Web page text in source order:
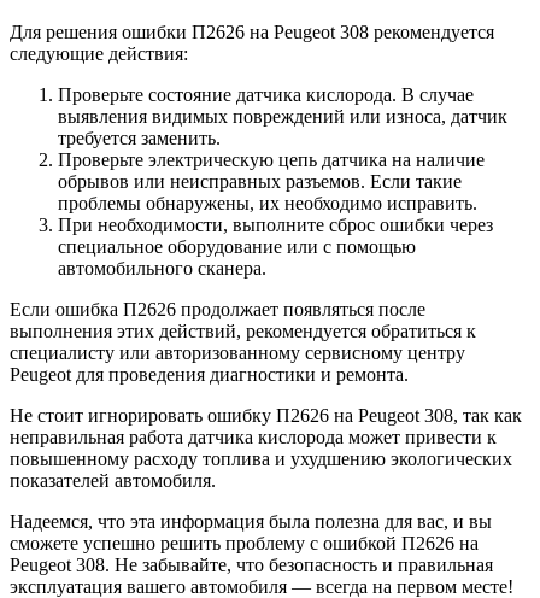
Для решения ошибки П2626 на Peugeot 308 рекомендуется
следующие действия:
Проверьте состояние датчика кислорода. В случае
выявления видимых повреждений или износа, датчик
требуется заменить.
Проверьте электрическую цепь датчика на наличие
обрывов или неисправных разъемов. Если такие
проблемы обнаружены, их необходимо исправить.
При необходимости, выполните сброс ошибки через
специальное оборудование или с помощью
автомобильного сканера.
Если ошибка П2626 продолжает появляться после
выполнения этих действий, рекомендуется обратиться к
специалисту или авторизованному сервисному центру
Peugeot для проведения диагностики и ремонта.
Не стоит игнорировать ошибку П2626 на Peugeot 308, так как
неправильная работа датчика кислорода может привести к
повышенному расходу топлива и ухудшению экологических
показателей автомобиля.
Надеемся, что эта информация была полезна для вас, и вы
сможете успешно решить проблему с ошибкой П2626 на
Peugeot 308. Не забывайте, что безопасность и правильная
эксплуатация вашего автомобиля — всегда на первом месте!